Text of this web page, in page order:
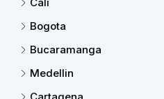
Bogota
Bucaramanga
Medellin